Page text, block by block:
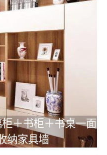
＋书柜＋书桌一面
纳家具墙